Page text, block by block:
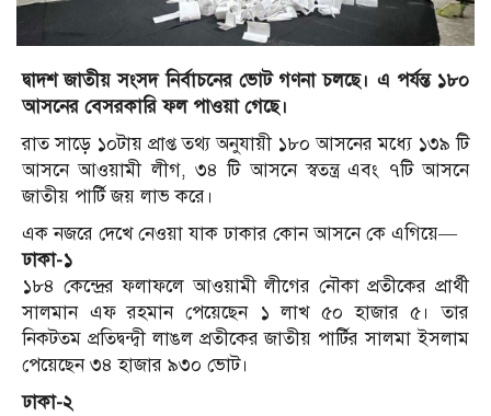
দ্বাদশ জাতীয় সংসদ নির্বাচনের ভোট গণনা চলছে। এ পর্যন্ত ১৮০
আসনের বেসরকারি ফল পাওয়া গেছে।
রাত সাড়ে ১০টায় প্রাপ্ত তথ্য অনুযায়ী ১৮০ আসনের মধ্যে ১৩৯ টি
আসনে আওয়ামী লীগ, ৩৪ টি আসনে স্বতন্ত্র এবং ৭টি আসনে
জাতীয় পার্টি জয় লাভ করে।
এক নজরে দেখে নেওয়া যাক ঢাকার কোন আসনে কে এগিয়ে—
ঢাকা-১
১৮৪ কেন্দ্রের ফলাফলে আওয়ামী লীগের নৌকা প্রতীকের প্রার্থী
সালমান এফ রহমান পেয়েছেন ১ লাখ ৫০ হাজার ৫। তার
নিকটতম প্রতিদ্বন্দ্বী লাঙল প্রতীকের জাতীয় পার্টির সালমা ইসলাম
পেয়েছেন ৩৪ হাজার ৯৩০ ভোট।
ঢাকা-২